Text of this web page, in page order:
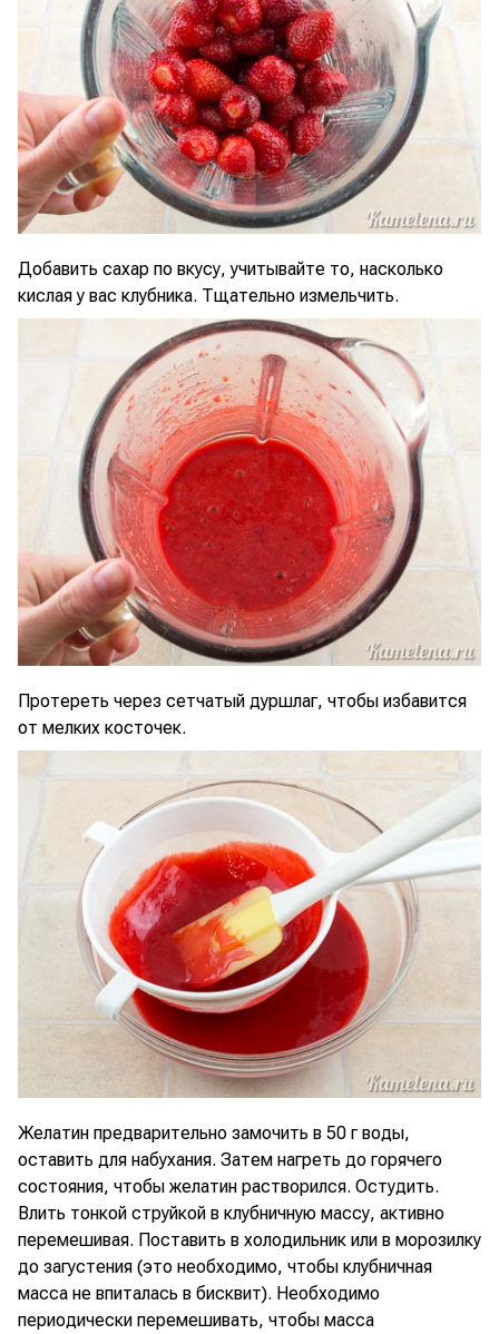
Добавить сахар по вкусу, учитывайте то, насколько
кислая у вас клубника. Тщательно измельчить.
Протереть через сетчатый дуршлаг, чтобы избавится
от мелких косточек.
Желатин предварительно замочить в 50 г воды,
оставить для набухания. Затем нагреть до горячего
состояния, чтобы желатин растворился. Остудить.
Влить тонкой струйкой в клубничную массу, активно
перемешивая. Поставить в холодильник или в морозилку
до загустения (это необходимо, чтобы клубничная
масса не впиталась в бисквит). Необходимо
периодически перемешивать, чтобы масса